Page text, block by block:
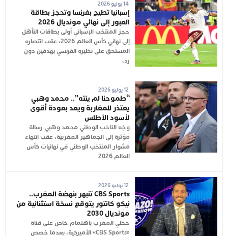
14 يوليو 2026
إسبانيا تطيح بفرنسا وتحجز بطاقة
العبور إلى نهائي مونديال 2026
حجز المنتخب الإسباني أولى بطاقات التأهل
إلى نهائي كأس العالم 2026، عقب انتصاره
المستحق على نظيره الفرنسي بهدفين دون
رد،
12 يوليو 2026
“طموحنا لم ينته”.. محمد وهبي
يعتذر للمغاربة ويعد بعودة أقوى
لأسود الأطلس
وجّه الناخب الوطني محمد وهبي رسالة
مؤثرة إلى الجماهير المغربية، عقب انتهاء
مشوار المنتخب الوطني في نهائيات كأس
العالم 2026
12 يوليو 2026
CBS Sports تنبهر بنهضة المغرب..
نيكو كانتور يتوقع نسخة استثنائية من
مونديال 2030
حظي المغرب باهتمام خاص على قناة
«CBS Sports» الأميركية، بعدما خصص